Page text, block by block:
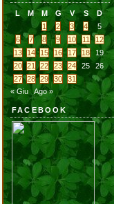
L M M G V S
D
1
2 3 4
5
6
7 8 9 10 11
12
13
14 15 16 17 18
19
20
21 22 23 24 25
26
27
28 29 30
31
« Giu
Ago »
FACEBOOK